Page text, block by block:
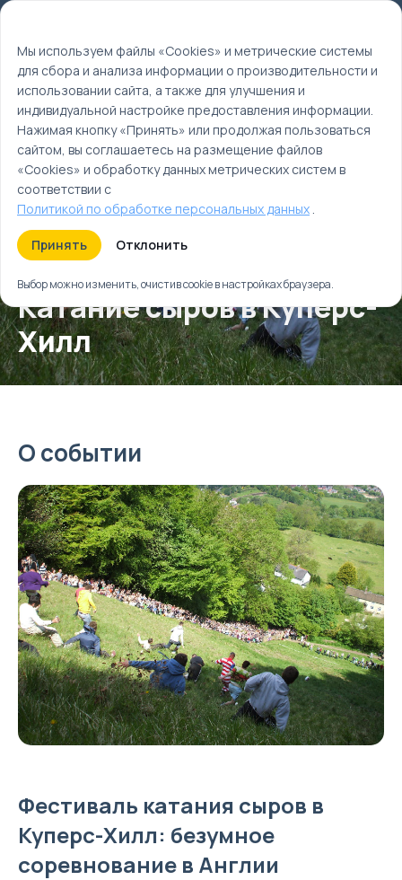
Главная
Календарь событий
Весна
Май
Катание сыров в Куперс-
Хилл
О событии
Фестиваль катания сыров в
Куперс-Хилл: безумное
соревнование в Англии
Мы используем файлы «Cookies» и метрические системы
для сбора и анализа информации о производительности и
использовании сайта, а также для улучшения и
индивидуальной настройке предоставления информации.
Нажимая кнопку «Принять» или продолжая пользоваться
сайтом, вы соглашаетесь на размещение файлов
«Cookies» и обработку данных метрических систем в
соответствии с
Политикой по обработке персональных данных.
Принять Отклонить
Выбор можно изменить, очистив cookie в настройках браузера.